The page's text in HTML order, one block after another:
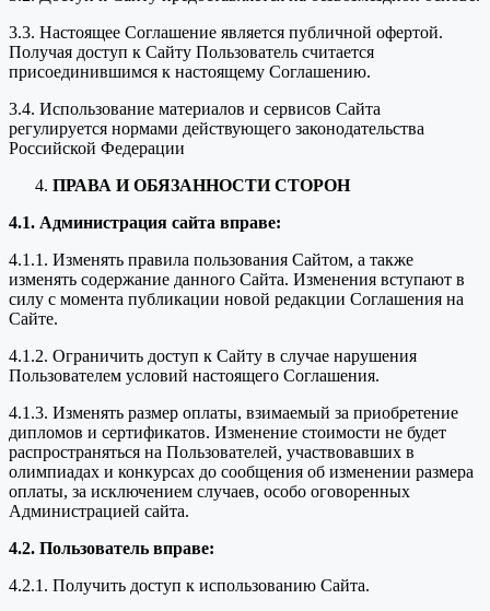
3.3. Настоящее Соглашение является публичной офертой.
Получая доступ к Сайту Пользователь считается
присоединившимся к настоящему Соглашению.
3.4. Использование материалов и сервисов Сайта
регулируется нормами действующего законодательства
Российской Федерации
ПРАВА И ОБЯЗАННОСТИ СТОРОН
4.1. Администрация сайта вправе:
4.1.1. Изменять правила пользования Сайтом, а также
изменять содержание данного Сайта. Изменения вступают в
силу с момента публикации новой редакции Соглашения на
Сайте.
4.1.2. Ограничить доступ к Сайту в случае нарушения
Пользователем условий настоящего Соглашения.
4.1.3. Изменять размер оплаты, взимаемый за приобретение
дипломов и сертификатов. Изменение стоимости не будет
распространяться на Пользователей, участвовавших в
олимпиадах и конкурсах до сообщения об изменении размера
оплаты, за исключением случаев, особо оговоренных
Администрацией сайта.
4.2. Пользователь вправе:
4.2.1. Получить доступ к использованию Сайта.